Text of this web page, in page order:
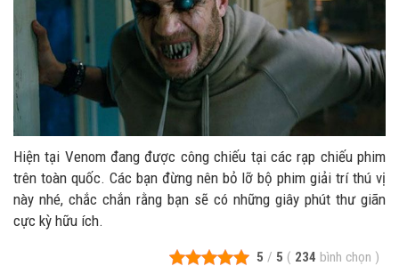
Hiện tại Venom đang được công chiếu tại các rạp chiếu phim
trên toàn quốc. Các bạn đừng nên bỏ lỡ bộ phim giải trí thú vị
này nhé, chắc chắn rằng bạn sẽ có những giây phút thư giãn
cực kỳ hữu ích.
5 / 5 ( 234 bình chọn )